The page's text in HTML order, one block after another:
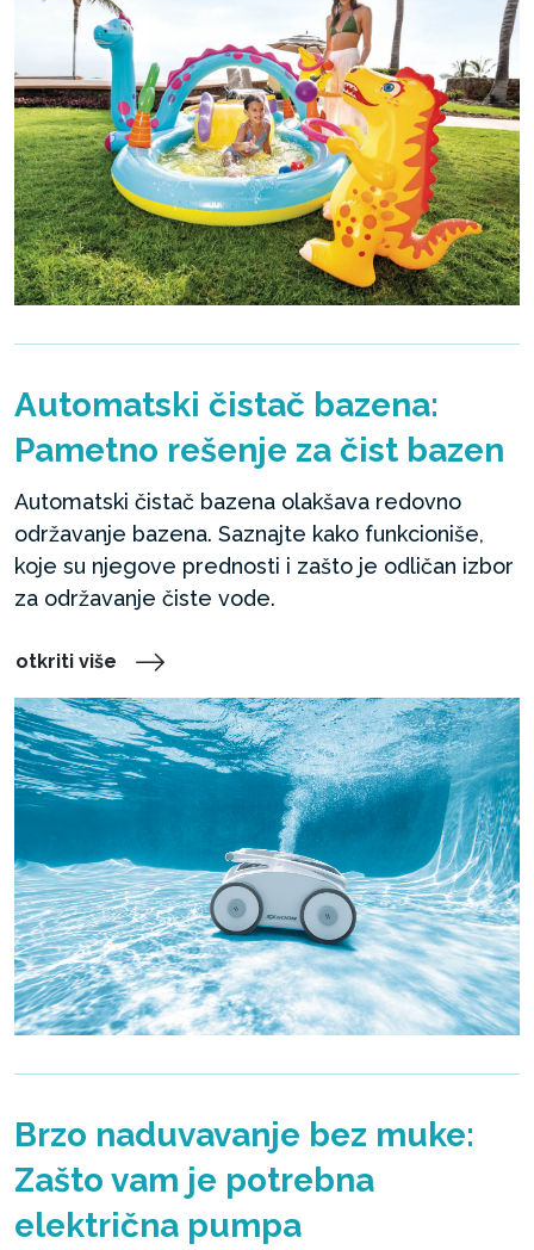
Automatski čistač bazena:
Pametno rešenje za čist bazen
Automatski čistač bazena olakšava redovno
održavanje bazena. Saznajte kako funkcioniše,
koje su njegove prednosti i zašto je odličan izbor
za održavanje čiste vode.
otkriti više
Brzo naduvavanje bez muke:
Zašto vam je potrebna
električna pumpa